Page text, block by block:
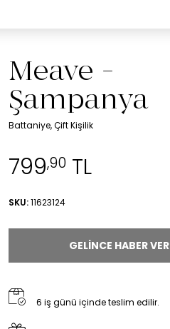
Meave -
Şampanya
Battaniye, Çift Kişilik
799,90TL
SKU: 11623124
GELINCE HABER VER
6 iş günü içinde teslim edilir.